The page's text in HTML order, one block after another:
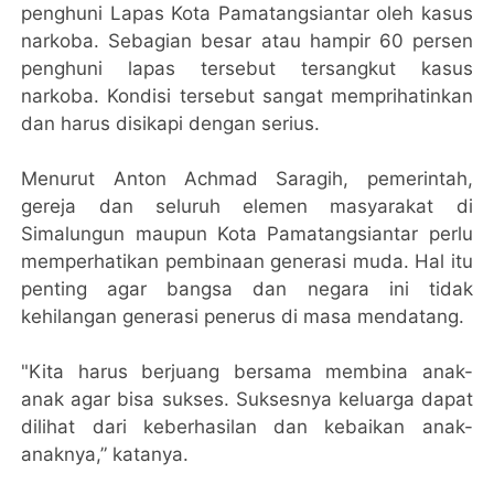
penghuni Lapas Kota Pamatangsiantar oleh kasus
narkoba. Sebagian besar atau hampir 60 persen
penghuni lapas tersebut tersangkut kasus
narkoba. Kondisi tersebut sangat memprihatinkan
dan harus disikapi dengan serius.
Menurut Anton Achmad Saragih, pemerintah,
gereja dan seluruh elemen masyarakat di
Simalungun maupun Kota Pamatangsiantar perlu
memperhatikan pembinaan generasi muda. Hal itu
penting agar bangsa dan negara ini tidak
kehilangan generasi penerus di masa mendatang.
"Kita harus berjuang bersama membina anak-
anak agar bisa sukses. Suksesnya keluarga dapat
dilihat dari keberhasilan dan kebaikan anak-
anaknya,” katanya.